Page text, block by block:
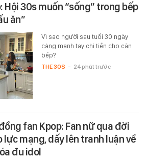
Hội 30s muốn “sống” trong bếp
ăn”
Vì sao người sau tuổi 30 ngày
càng mạnh tay chi tiền cho căn
bếp?
THE 30S - 24 phút trước
fan Kpop: Fan nữ qua đời
lực mạng, dấy lên tranh luận về
đu idol